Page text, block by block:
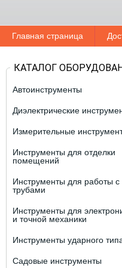
Главная страница
КАТАЛОГ
Автоинструменты
Диэлектрические
Измерительные
Инструменты для отделки
помещений
Инструменты для работы с
трубами
Инструменты для
и точной механики
Инструменты ударного
Садовые инструменты